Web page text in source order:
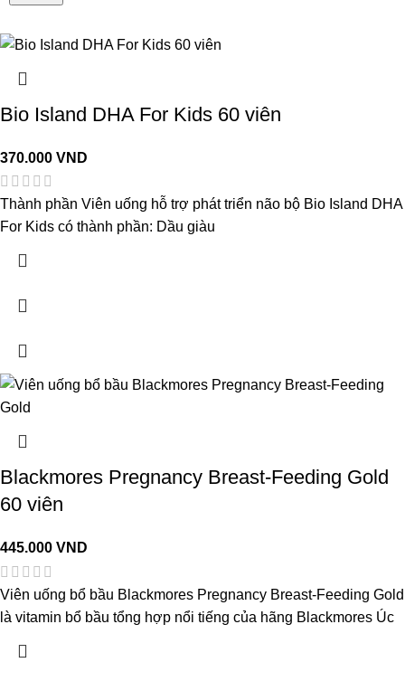
Bio Island DHA For Kids 60 viên
370.000VND
Thành phần Viên uống hỗ trợ phát triển não bộ Bio Island DHA
For Kids có thành phần: Dầu giàu
Blackmores Pregnancy Breast-Feeding Gold
60 viên
445.000VND
Viên uống bổ bầu Blackmores Pregnancy Breast-Feeding Gold
là vitamin bổ bầu tổng hợp nổi tiếng của hãng Blackmores Úc